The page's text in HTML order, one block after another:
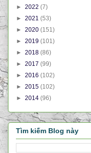
► 2022 (7)
► 2021 (53)
► 2020 (151)
► 2019 (101)
► 2018 (86)
► 2017 (99)
► 2016 (102)
► 2015 (102)
► 2014 (96)
Tìm kiếm Blog này